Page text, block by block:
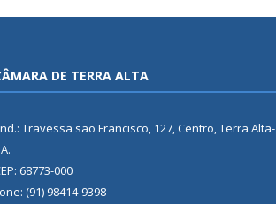
DE TERRA ALTA
Travessa são Francisco, 127, Centro, Terra Alta-
68773-000
(91) 98414-9398